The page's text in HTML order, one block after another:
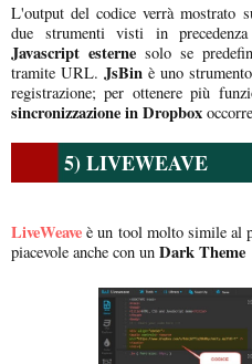
L'output del codice verrà mostrato
due strumenti visti in
Javascript esternesolo se
tramite URL. JsBin è uno
registrazione; per ottenere più
sincronizzazione in Dropbox
5) LIVEWEAVE
LiveWeave è un tool molto simile al
piacevole anche con un Dark Theme